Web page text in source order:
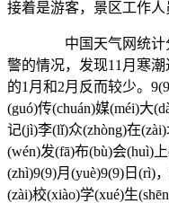
中国天气网统计分析
警的情况，发现11月寒
的1月和2月反而较少。
(guó)传(chuán)媒(méi)大
记(jì)李(lǐ)众(zhòng)在
(wén)发(fā)布(bù)会(huì)
(zhì)9(9)月(yuè)9(9)日(rì)
(zài)校(xiào)学(xué)生